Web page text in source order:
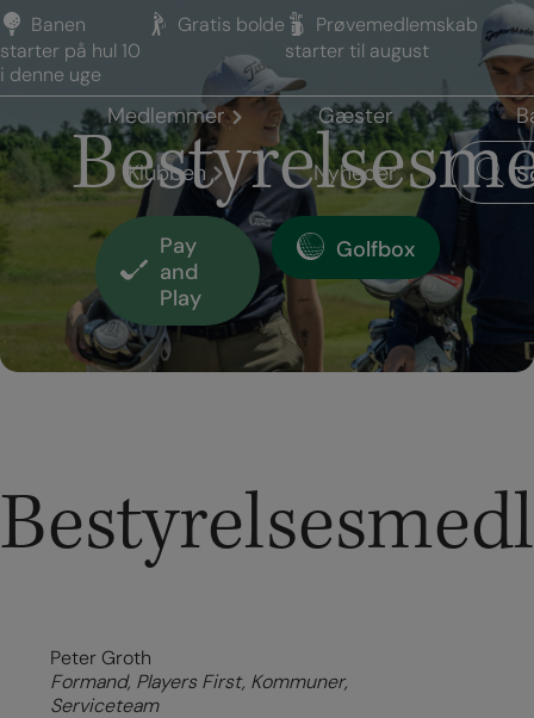
Hop
til
indholdet
Banen
starter på hul 10
i denne uge
Gratis bolde
Prøvemedlemskab
starter til august
Medlemmer Gæster
Klubben Nyheder
Pay
and
Play
Golfbox
Peter Groth
Formand, Players First, Kommuner,
Serviceteam